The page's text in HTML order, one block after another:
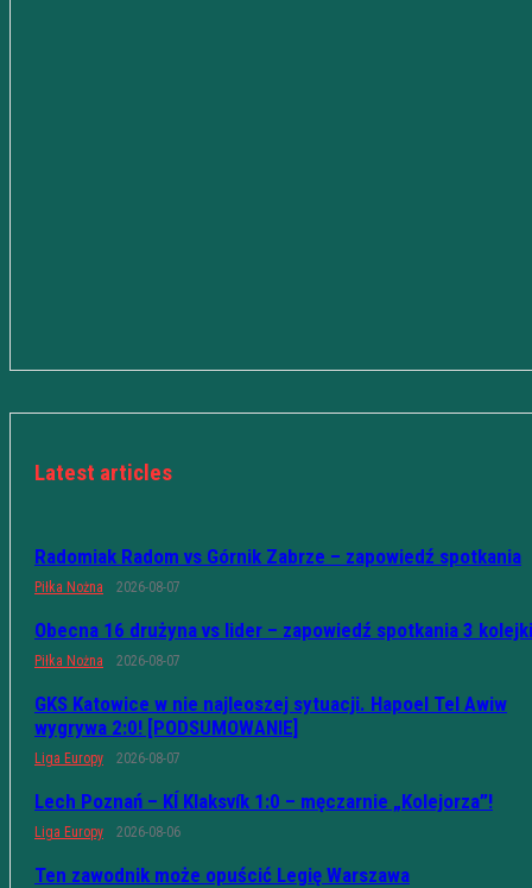
Latest articles
Radomiak Radom vs Górnik Zabrze – zapowiedź spotkania
Piłka Nożna 2026-08-07
Obecna 16 drużyna vs lider – zapowiedź spotkania 3 kolejki
Piłka Nożna 2026-08-07
GKS Katowice w nie najleoszej sytuacji. Hapoel Tel Awiw
wygrywa 2:0! [PODSUMOWANIE]
Liga Europy 2026-08-07
Lech Poznań – KÍ Klaksvík 1:0 – męczarnie „Kolejorza”!
Liga Europy 2026-08-06
Ten zawodnik może opuścić Legię Warszawa